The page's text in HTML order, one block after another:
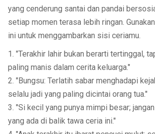
yang cenderung santai dan pandai
setiap momen terasa lebih ringan.
ini untuk menggambarkan sisi ceriamu.
1. "Terakhir lahir bukan berarti tertinggal,
paling manis dalam cerita keluarga."
2. "Bungsu: Terlatih sabar menghadapi
selalu jadi yang paling dicintai orang tua."
3. "Si kecil yang punya mimpi besar;
yang ada di balik tawa ceria ini."